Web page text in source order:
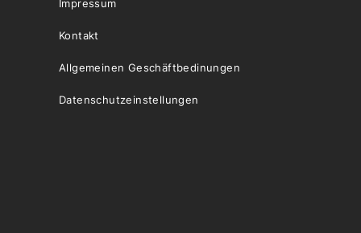
Impressum
Kontakt
Allgemeinen Geschäftbedinungen
Datenschutzeinstellungen